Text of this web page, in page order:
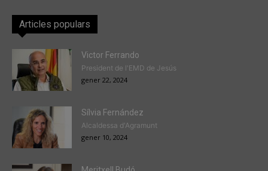
Articles populars
Victor Ferrando
President de l'EMD de Jesús
gener 22, 2024
Sílvia Fernández
Alcaldessa d'Agramunt
gener 10, 2024